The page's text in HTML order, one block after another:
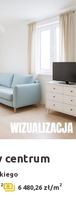
centrum
2 6 480,26 zł/m2